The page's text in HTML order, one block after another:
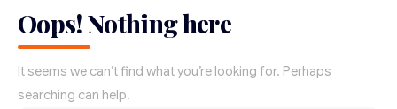
Oops! Nothing here
It seems we can’t find what you’re looking for. Perhaps
searching can help.